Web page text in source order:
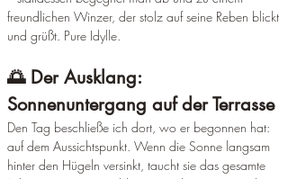
freundlichen Winzer, der stolz auf seine Reben blickt
und grüßt. Pure Idylle.
🌅 Der Ausklang:
Sonnenuntergang auf der Terrasse
Den Tag beschließe ich dort, wo er begonnen hat:
auf dem Aussichtspunkt. Wenn die Sonne langsam
hinter den Hügeln versinkt, taucht sie das gesamte